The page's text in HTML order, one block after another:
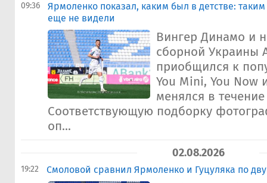
09:36
Ярмоленко показал, каким был в детстве:
еще не видели
Вингер Динамо и
сборной Украины
приобщился к
You Mini, You Now
менялся в
Соответствующую подборку
оп...
02.08.2026
19:22 Смоловой сравнил Ярмоленко и Гуцуляка по